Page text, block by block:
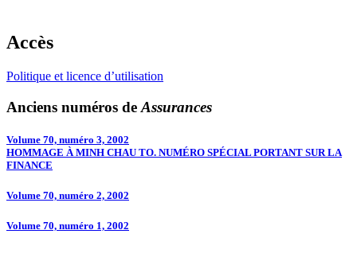
Accès
Politique et licence d’utilisation
Anciens numéros de Assurances
Volume 70, numéro 3, 2002
HOMMAGE À MINH CHAU TO. NUMÉRO SPÉCIAL PORTANT SUR LA
FINANCE
Volume 70, numéro 2, 2002
Volume 70, numéro 1, 2002